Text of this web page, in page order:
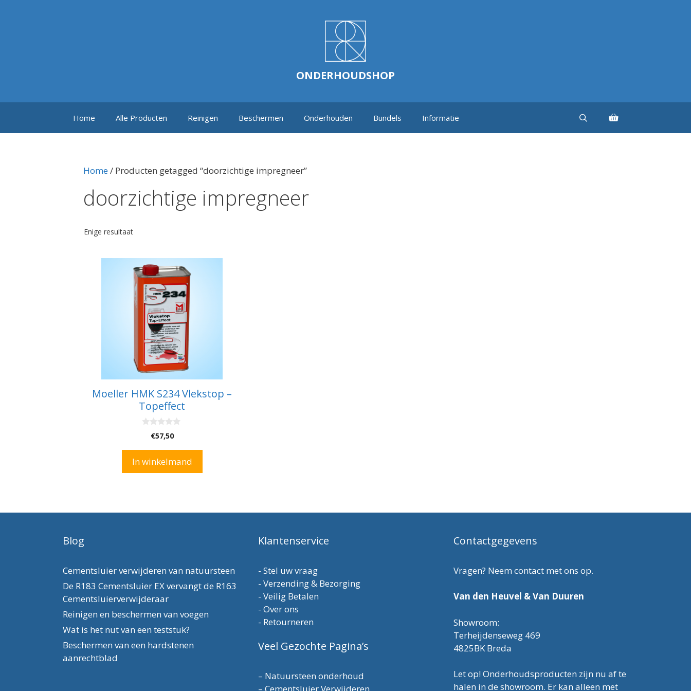
ONDERHOUDSHOP
Home Alle Producten Reinigen Beschermen Onderhouden Bundels Informatie
Home/ Producten getagged “doorzichtige impregneer”
doorzichtige impregneer
Enige resultaat
Moeller HMK S234 Vlekstop –
Topeffect
5
€57,50
In winkelmand
Blog
Cementsluier verwijderen van natuursteen
De R183 Cementsluier EX vervangt de R163
Cementsluierverwijderaar
Reinigen en beschermen van voegen
Wat is het nut van een teststuk?
Beschermen van een hardstenen
aanrechtblad
Klantenservice
- Stel uw vraag
- Verzending & Bezorging
- Veilig Betalen
- Over ons
- Retourneren
Veel Gezochte Pagina’s
– Natuursteen onderhoud
– Cementsluier Verwijderen
Contactgegevens
Vragen? Neem contact met ons op.
Van den Heuvel & Van Duuren
Showroom:
Terheijdenseweg 469
4825BK Breda
Let op! Onderhoudsproducten zijn nu af te
halen in de showroom. Er kan alleen met